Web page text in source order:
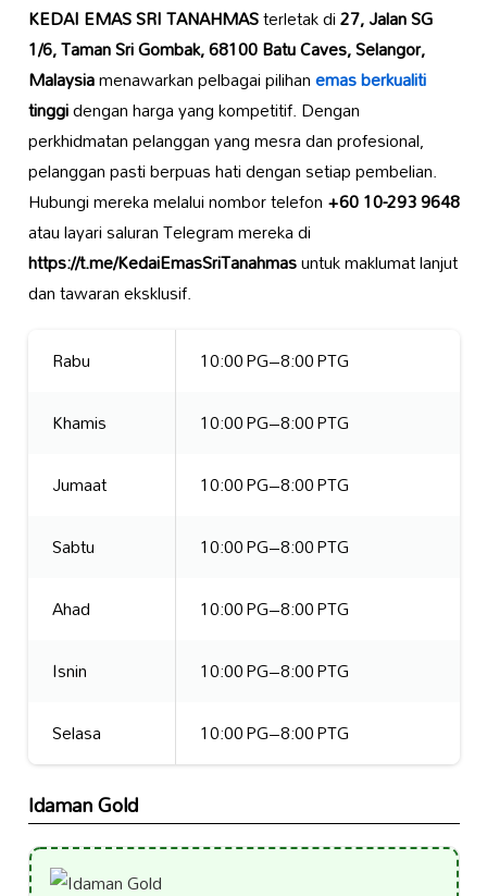
KEDAI EMAS SRI TANAHMASterletak di27, Jalan SG
1/6, Taman Sri Gombak, 68100 Batu Caves, Selangor,
Malaysiamenawarkan pelbagai pilihanemas berkualiti
tinggidengan harga yang kompetitif. Dengan
perkhidmatan pelanggan yang mesra dan profesional,
pelanggan pasti berpuas hati dengan setiap pembelian.
Hubungi mereka melalui nombor telefon+60 10-293 9648
atau layari saluran Telegram mereka di
https://t.me/KedaiEmasSriTanahmasuntuk maklumat lanjut
dan tawaran eksklusif.
Rabu
10:00 PG–8:00 PTG
Khamis
10:00 PG–8:00 PTG
Jumaat
10:00 PG–8:00 PTG
Sabtu
10:00 PG–8:00 PTG
Ahad
10:00 PG–8:00 PTG
Isnin
10:00 PG–8:00 PTG
Selasa
10:00 PG–8:00 PTG
Idaman Gold